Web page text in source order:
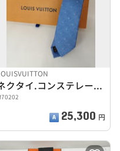
ネクタイ.コンステレーションデニム7CM
25,300 円